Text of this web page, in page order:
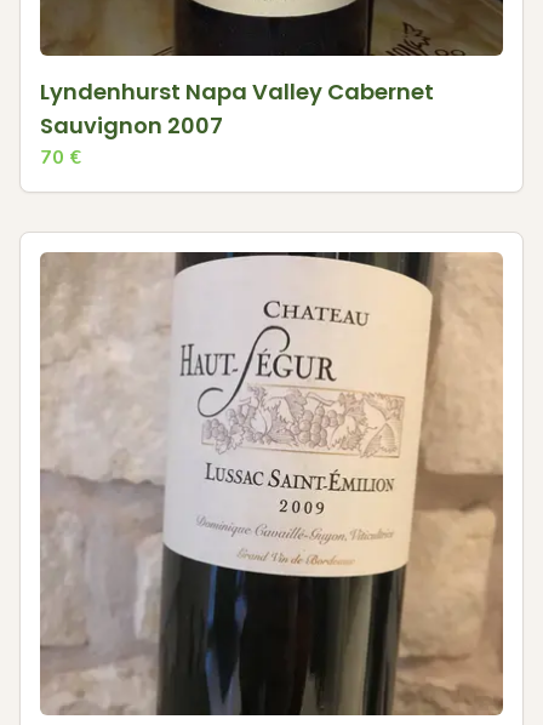
Lyndenhurst Napa Valley Cabernet
Sauvignon 2007
70 €